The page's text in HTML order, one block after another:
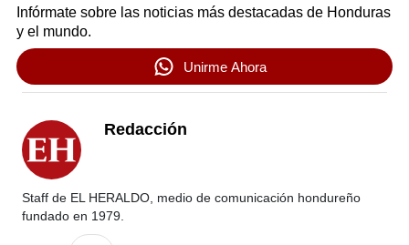
Infórmate sobre las noticias más destacadas de Honduras
y el mundo.
Unirme Ahora
Redacción
Staff de EL HERALDO, medio de comunicación hondureño
fundado en 1979.